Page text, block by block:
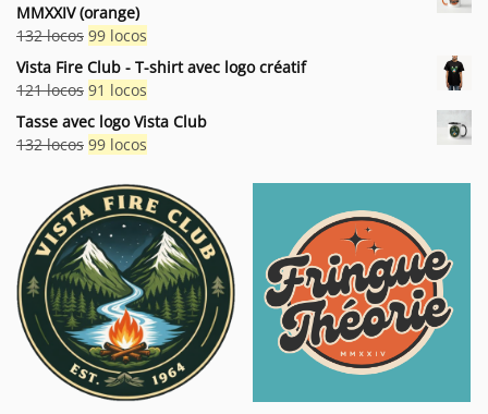
était :
143 locos.
MMXXIV (orange)
132locos Le
prix
initial
était :
132 locos.
99 locos
prix
actuel
est :
99 locos.
Vista Fire Club - T-shirt avec logo créatif
121locos Le
prix
initial
était :
121 locos.
91 locos
prix
actuel
est :
Tasse avec logo Vista Club
132locos Le
initial
était :
132 locos.
99 locos
actuel
est :
99 locos.